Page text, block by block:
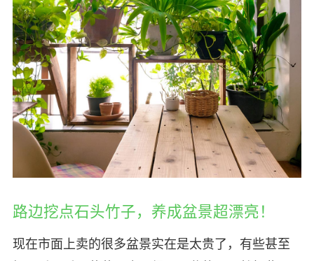
路边挖点石头竹子，养成盆景超漂亮！
现在市面上卖的很多盆景实在是太贵了，有些甚至